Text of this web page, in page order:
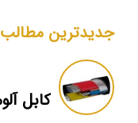
جدیدترین مطالب